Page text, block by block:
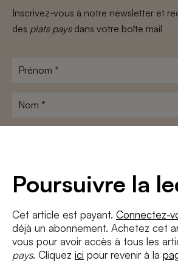
Poursuivre la
Cet article est payant. Connectez-
déjà un abonnement. Achetez cet
vous pour avoir accès à tous les
pays. Cliquez ici pour revenir à la
Inscrivez-vous à notre newsletter et
des plats paysdans votre boîte mail
Prénom
Nom
J'accepte les termes et conditions etla
S'INSCRIRE